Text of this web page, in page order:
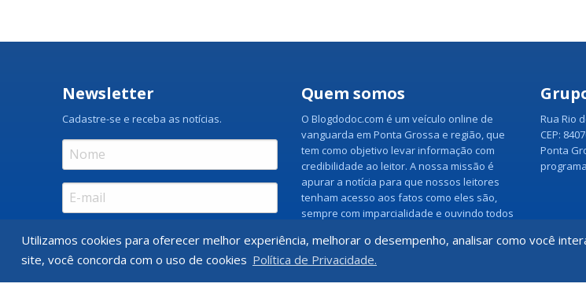
Utilizamos cookies para oferecer melhor experiência, melhorar o desempenho, analisar como você
site, você concorda com o uso de cookies Política de Privacidade.
Newsletter
Cadastre-se e receba as notícias.
Assinar
Quem somos
O Blogdodoc.com é um veículo online de
vanguarda em Ponta Grossa e região, que
tem como objetivo levar informação com
credibilidade ao leitor. A nossa missão é
apurar a notícia para que nossos leitores
tenham acesso aos fatos como eles são,
sempre com imparcialidade e ouvindo todos
Rua Rio
CEP:
Ponta